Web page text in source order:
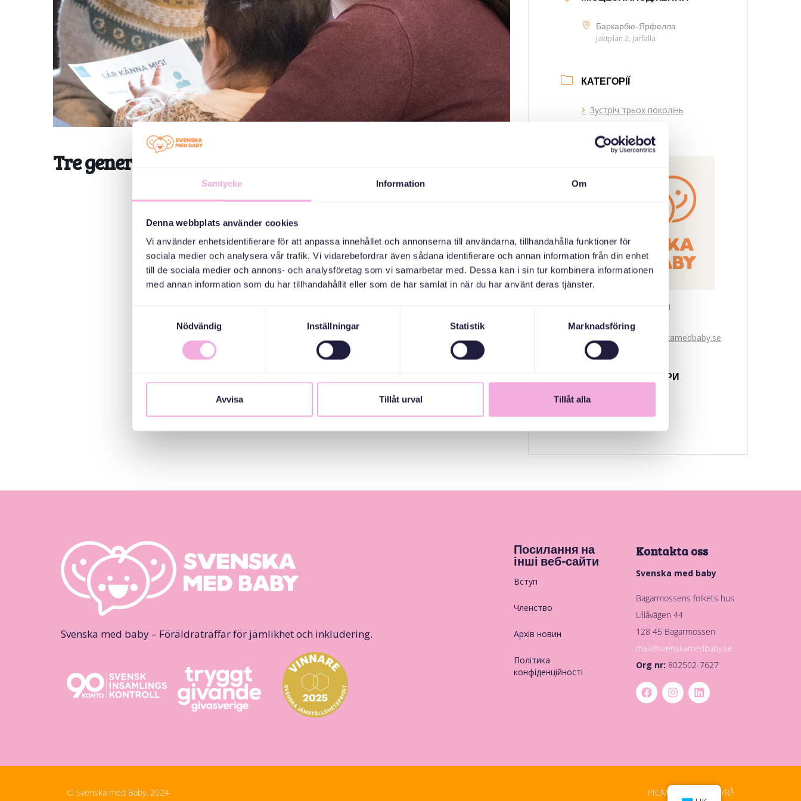
Samtycke Information Om
Denna webbplats använder cookies
Vi använder enhetsidentifierare för att anpassa innehållet och annonserna till användarna, tillhandahålla funktioner för
sociala medier och analysera vår trafik. Vi vidarebefordrar även sådana identifierare och annan information från din enhet
till de sociala medier och annons- och analysföretag som vi samarbetar med. Dessa kan i sin tur kombinera informationen
med annan information som du har tillhandahållit eller som de har samlat in när du har använt deras tjänster.
Nödvändig
Inställningar Statistik Marknadsföring
Avvisa Tillåt urval Tillåt alla
Tre generationer möts: Lära känna bingo
Баркарбю-Ярфелла
Jaktplan 2, Järfälla
КАТЕГОРІЇ
Зустріч трьох поколінь
ОРГАНІЗАТОР
Svenska med baby
Email
bokningen@svenskamedbaby.se
СПІВОРГАНІЗАТОРИ
Svenska med baby – Föräldraträffar för jämlikhet och inkludering.
Посилання на
інші веб-сайти
Вступ
Членство
Архів новин
Політика
конфіденційності
Kontakta oss
Svenska med baby
Bagarmossens folkets hus
Lillåvägen 44
128 45 Bagarmossen
mail@svenskamedbaby.se
Org nr: 802502-7627
© Svenska med Baby, 2024 PIGMENT DIGITALBYRÅ